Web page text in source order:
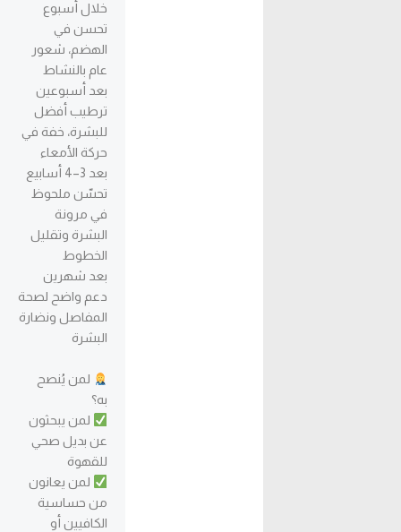
خلال أسبوع
تحسن في
الهضم، شعور
عام بالنشاط
بعد أسبوعين
ترطيب أفضل
للبشرة، خفة في
حركة الأمعاء
بعد 3–4 أسابيع
تحسّن ملحوظ
في مرونة
البشرة وتقليل
الخطوط
بعد شهرين
دعم واضح لصحة
المفاصل ونضارة
البشرة
لمن يُنصح
به؟
لمن يبحثون
عن بديل صحي
للقهوة
لمن يعانون
من حساسية
الكافيين أو